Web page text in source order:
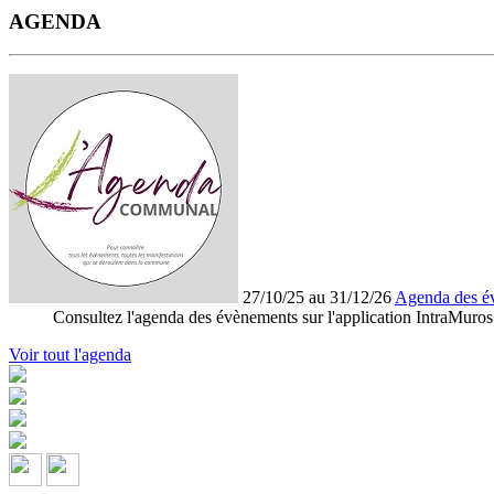
AGENDA
27/10/25 au 31/12/26 Agenda des
Consultez l'agenda des évènements sur l'application IntraMuros
Voir tout l'agenda